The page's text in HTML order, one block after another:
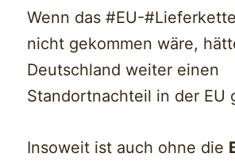
Wenn das #EU-
nicht gekommen wäre,
Deutschland weiter einen
Standortnachteil in der EU
Insoweit ist auch ohne die